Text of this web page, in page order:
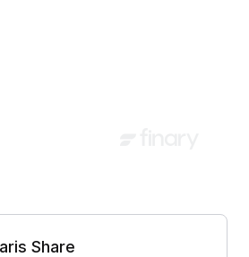
Share